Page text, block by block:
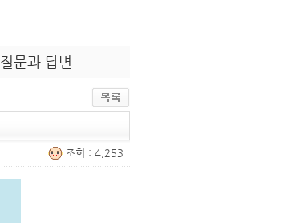
질문과 답변
조회 : 4,253